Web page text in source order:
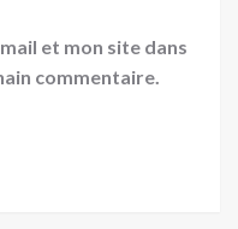
et mon site dans
commentaire.